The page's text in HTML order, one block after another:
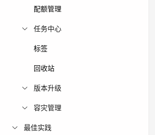
配额管理
任务中心
标签
回收站
版本升级
容灾管理
最佳实践